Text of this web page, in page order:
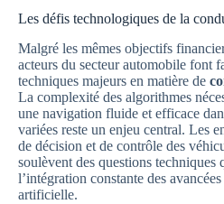
Les défis technologiques de la
Malgré les mêmes objectifs
acteurs du secteur automobile font
techniques majeurs en matière de
La complexité des algorithmes
une navigation fluide et efficace
variées reste un enjeu central. Les
de décision et de contrôle des
soulèvent des questions techniques
l’intégration constante des
artificielle.